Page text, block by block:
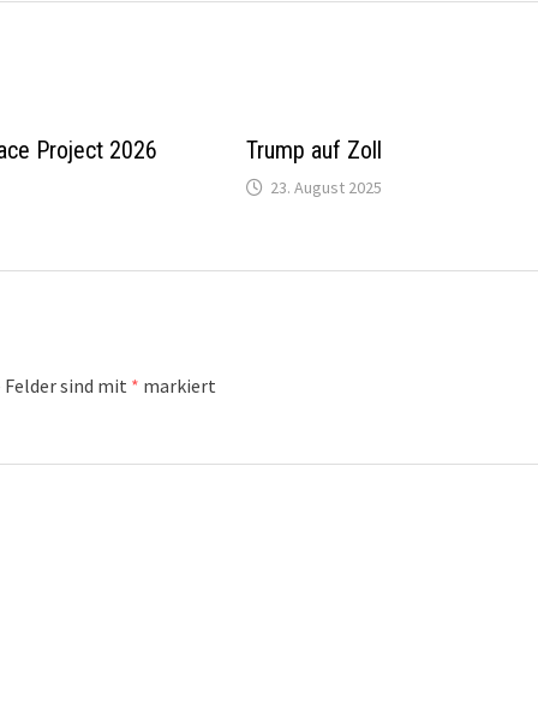
Project 2026 Trump auf Zoll
23. August 2025
sind mit * markiert